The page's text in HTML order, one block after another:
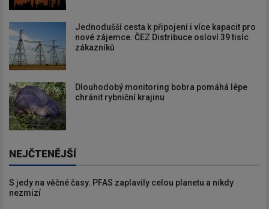
Jednodušší cesta k připojení i více kapacit pro
nové zájemce. ČEZ Distribuce osloví 39 tisíc
zákazníků
Dlouhodobý monitoring bobra pomáhá lépe
chránit rybniční krajinu
NEJČTENĚJŠÍ
S jedy na věčné časy. PFAS zaplavily celou planetu a nikdy
nezmizí